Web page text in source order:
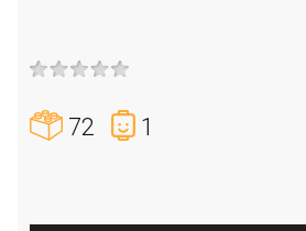
72 1